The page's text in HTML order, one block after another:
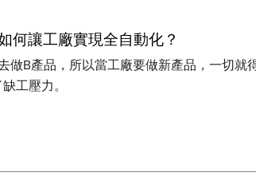
何讓工廠實現全自動化？
做B產品，所以當工廠要做新產品，一切就
工壓力。